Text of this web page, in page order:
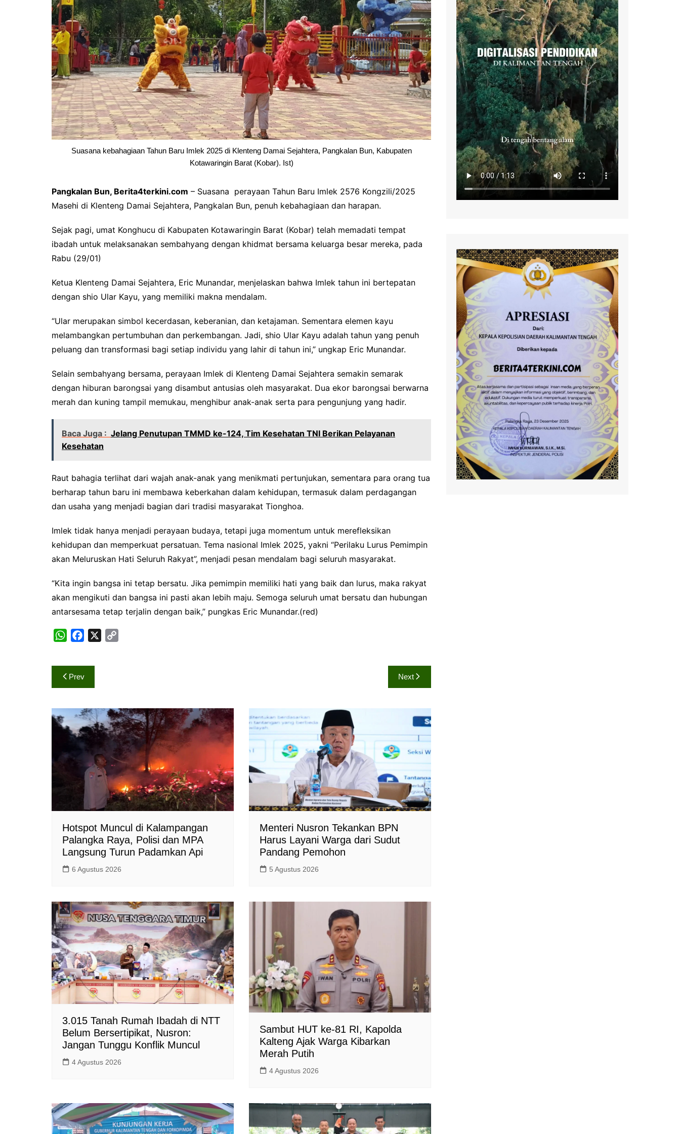
Pemkab Kapuas
Pemkab Pulpis
Pemkab Katingan
Pemkab Kobar
Pemkab Kotim
Pemkab Lamandau
Pemkab Seruyan
Pemkab Sukamara
DPRD Kapuas
DPRD Katingan
DPRD Kobar
DPRD Kotim
DPRD Lamandau
DPRD Pulang Pisau
DPRD Seruyan
DPRD Sukamara
Suasana kebahagiaan Tahun Baru Imlek 2025 di Klenteng Damai Sejahtera, Pangkalan Bun, Kabupaten
Kotawaringin Barat (Kobar). Ist)
Pangkalan Bun, Berita4terkini.com – Suasana perayaan Tahun Baru Imlek 2576 Kongzili/2025
Masehi di Klenteng Damai Sejahtera, Pangkalan Bun, penuh kebahagiaan dan harapan.
Sejak pagi, umat Konghucu di Kabupaten Kotawaringin Barat (Kobar) telah memadati tempat
ibadah untuk melaksanakan sembahyang dengan khidmat bersama keluarga besar mereka, pada
Rabu (29/01)
Ketua Klenteng Damai Sejahtera, Eric Munandar, menjelaskan bahwa Imlek tahun ini bertepatan
dengan shio Ular Kayu, yang memiliki makna mendalam.
“Ular merupakan simbol kecerdasan, keberanian, dan ketajaman. Sementara elemen kayu
melambangkan pertumbuhan dan perkembangan. Jadi, shio Ular Kayu adalah tahun yang penuh
peluang dan transformasi bagi setiap individu yang lahir di tahun ini,” ungkap Eric Munandar.
Selain sembahyang bersama, perayaan Imlek di Klenteng Damai Sejahtera semakin semarak
dengan hiburan barongsai yang disambut antusias oleh masyarakat. Dua ekor barongsai berwarna
merah dan kuning tampil memukau, menghibur anak-anak serta para pengunjung yang hadir.
Baca Juga : Jelang Penutupan TMMD ke-124, Tim Kesehatan TNI Berikan Pelayanan
Kesehatan
Raut bahagia terlihat dari wajah anak-anak yang menikmati pertunjukan, sementara para orang tua
berharap tahun baru ini membawa keberkahan dalam kehidupan, termasuk dalam perdagangan
dan usaha yang menjadi bagian dari tradisi masyarakat Tionghoa.
Imlek tidak hanya menjadi perayaan budaya, tetapi juga momentum untuk merefleksikan
kehidupan dan memperkuat persatuan. Tema nasional Imlek 2025, yakni “Perilaku Lurus Pemimpin
akan Meluruskan Hati Seluruh Rakyat”, menjadi pesan mendalam bagi seluruh masyarakat.
“Kita ingin bangsa ini tetap bersatu. Jika pemimpin memiliki hati yang baik dan lurus, maka rakyat
akan mengikuti dan bangsa ini pasti akan lebih maju. Semoga seluruh umat bersatu dan hubungan
antarsesama tetap terjalin dengan baik,” pungkas Eric Munandar.(red)
W
t
s
p
e
b
o
k
n
k
Navigasi
pos
Prev Next
Hotspot Muncul di Kalampangan
Palangka Raya, Polisi dan MPA
Langsung Turun Padamkan Api
6 Agustus 2026
Menteri Nusron Tekankan BPN
Harus Layani Warga dari Sudut
Pandang Pemohon
5 Agustus 2026
3.015 Tanah Rumah Ibadah di NTT
Belum Bersertipikat, Nusron:
Jangan Tunggu Konflik Muncul
4 Agustus 2026
Sambut HUT ke-81 RI, Kapolda
Kalteng Ajak Warga Kibarkan
Merah Putih
4 Agustus 2026